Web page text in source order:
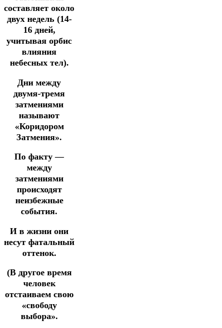
составляет около
двух недель (14-
16 дней,
учитывая орбис
влияния
небесных тел).
Дни между
двумя-тремя
затмениями
называют
«Коридором
Затмения».
По факту —
между
затмениями
происходят
неизбежные
события.
И в жизни они
несут фатальный
оттенок.
(В другое время
человек
отстаиваем свою
«свободу
выбора».